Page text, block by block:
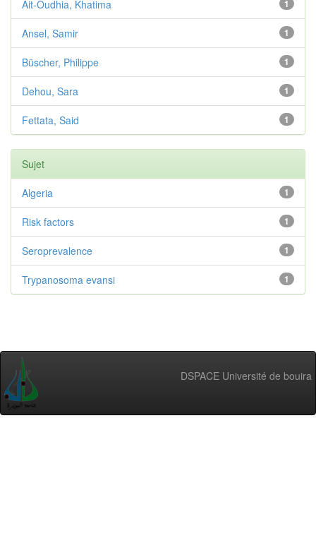
1
Ait-Oudhia, Khatima
1
Ansel, Samir
1
Büscher, Philippe
1
Dehou, Sara
1
Fettata, Said
Sujet
1
Algeria
1
Risk factors
1
Seroprevalence
1
Trypanosoma evansi
DSPACE Université de bouira